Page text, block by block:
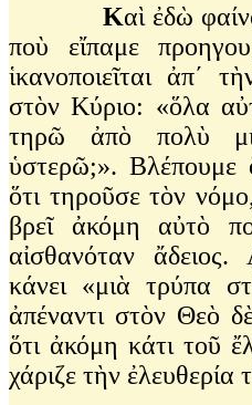
Καὶ ἐδὼ
ποὺ εἴπαμε
ἱκανοποιεῖται ἀπ΄
στὸν Κύριο: «ὅλα
τηρῶ ἀπὸ πολὺ
ὑστερῶ;». Βλέπουμε
ὅτι τηροῦσε τὸν
βρεῖ ἀκόμη αὐτὸ
αἰσθανόταν ἄδειος.
κάνει «μιὰ τρύπα
ἀπέναντι στὸν Θεὸ
ὅτι ἀκόμη κάτι τοῦ
χάριζε τὴν ἐλευθερία